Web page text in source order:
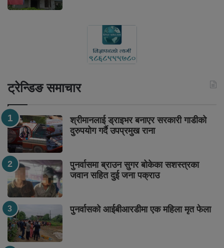
ट्रेन्डिङ समाचार
श्रीमानलाई ड्राइभर बनाएर सरकारी गाडीको
दुरुपयोग गर्दै उपप्रमुख राना
पुनर्वासमा ब्राउन सुगर बोकेका सशस्त्रका
जवान सहित दुई जना पक्राउ
पुनर्वासको आईबीआरडीमा एक महिला मृत फेला